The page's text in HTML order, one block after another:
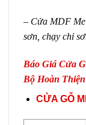
– Cửa MDF
sơn, chạy chỉ
Báo Giá Cửa
Bộ Hoàn Thiện
CỬA GỖ